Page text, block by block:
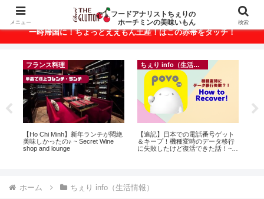
ベトナム・ホーチミンの美味いもんが満載！
一時帰国に！ちょっとええもん土産！はこの赤帯をタッチ！
フランス料理
【Ho Chi Minh】新年ランチが悶絶
美味しかったの♪ ~ Secret Wine
shop and lounge
ちぇり info（生活情報）
【追記】日本での電話番号ゲット
＆キープ！機種変時のデータ移行
に失敗したけど復活できた話！~
ホーム ちぇり info（生活情報）
メニュー
フードアナリストちぇりの
ホーチミンの美味いもん
検索